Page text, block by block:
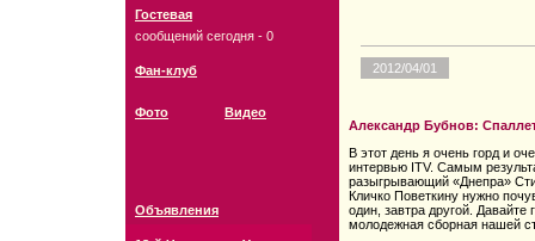
Гостевая
сообщений сегодня - 0
Фан-клуб
Фото Видео
Объявления
2012/04/01
Александр Бубнов:
В этот день я очень горд и
интервью ITV. Самым
разыгрывающий «Днепра»
Кличко Поветкину нужно
один, завтра другой. Давайте
молодежная сборная нашей